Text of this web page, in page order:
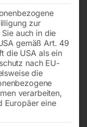
(Nr. 16) für
DE 9000
zur
auch in die
gemäß Art. 49
die USA als ein
nach EU-
die
verarbeiten,
Europäer eine